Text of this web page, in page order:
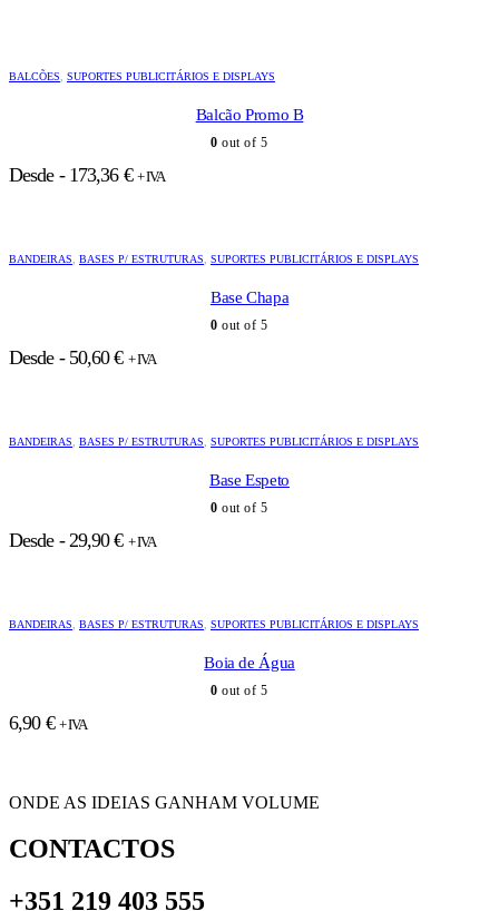
BALCÕES SUPORTES PUBLICITÁRIOS E DISPLAYS
Balcão Promo B
0 out of 5
Desde - 173,36 € + IVA
BANDEIRAS BASES P/ ESTRUTURAS SUPORTES PUBLICITÁRIOS E DISPLAYS
Base Chapa
0 out of 5
Desde - 50,60€ + IVA
BANDEIRAS BASES P/ ESTRUTURAS SUPORTES PUBLICITÁRIOS E DISPLAYS
Base Espeto
0 out of 5
Desde - 29,90€ + IVA
BANDEIRAS BASES P/ ESTRUTURAS SUPORTES PUBLICITÁRIOS E DISPLAYS
Boia de Água
0 out of 5
6,90 € + IVA
ONDE AS IDEIAS GANHAM VOLUME
CONTACTOS
+351 219 403 555